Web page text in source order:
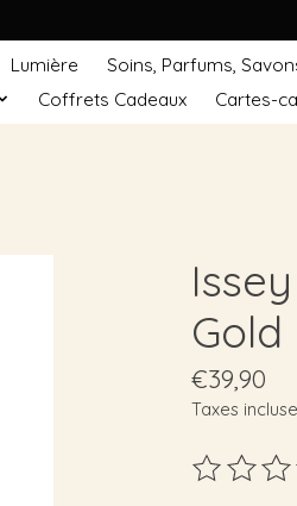
Lumière Soins, Parfums,
Coffrets Cadeaux Cartes-
Gold
€39,90
Taxes
Ce produit